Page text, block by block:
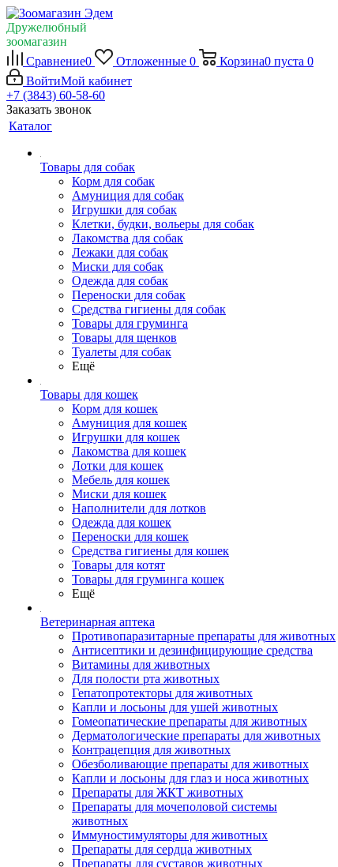
Дружелюбный
зоомагазин
Сравнение0 Отложенные 0 Корзина0 пуста 0
ВойтиМой кабинет
+7 (3843) 60-58-60
Заказать звонок
Каталог
Товары для собак
Корм для собак
Амуниция для собак
Игрушки для собак
Клетки, будки, вольеры для собак
Лакомства для собак
Лежаки для собак
Миски для собак
Одежда для собак
Переноски для собак
Средства гигиены для собак
Товары для груминга
Товары для щенков
Туалеты для собак
Ещё
Товары для кошек
Корм для кошек
Амуниция для кошек
Игрушки для кошек
Лакомства для кошек
Лотки для кошек
Мебель для кошек
Миски для кошек
Наполнители для лотков
Одежда для кошек
Переноски для кошек
Средства гигиены для кошек
Товары для котят
Товары для груминга кошек
Ещё
Ветеринарная аптека
Противопаразитарные препараты для животных
Антисептики и дезинфицирующие средства
Витамины для животных
Для полости рта животных
Гепатопротекторы для животных
Капли и лосьоны для ушей животных
Гомеопатические препараты для животных
Дерматологические препараты для животных
Контрацепция для животных
Обезболивающие препараты для животных
Капли и лосьоны для глаз и носа животных
Препараты для ЖКТ животных
Препараты для мочеполовой системы
животных
Иммуностимуляторы для животных
Препараты для сердца животных
Препараты для суставов животных